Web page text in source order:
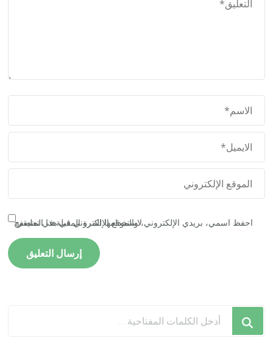
احفظ اسمي، بريدي الإلكتروني، والموقع الإلكتروني في هذا المتصفح لاستخدامها المرة المقبلة في تعليقي.
تبحث